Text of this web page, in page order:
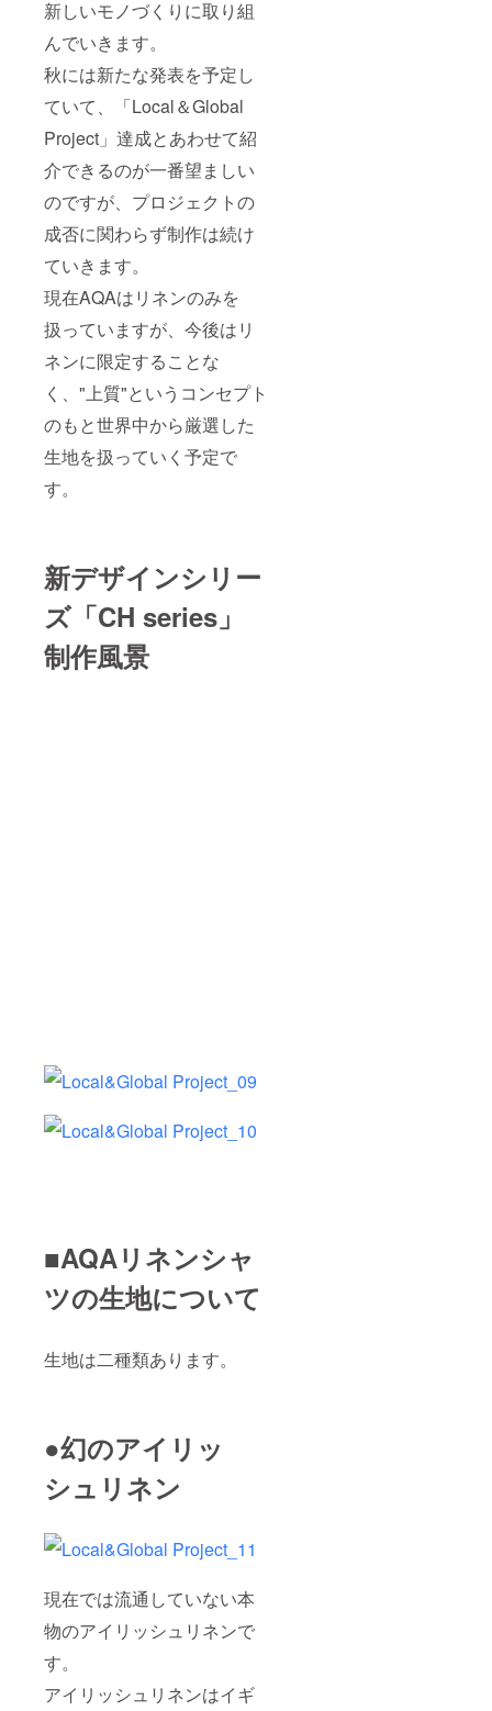
新しいモノづくりに取り組
んでいきます。
秋には新たな発表を予定し
ていて、「Local＆Global
Project」達成とあわせて紹
介できるのが一番望ましい
のですが、プロジェクトの
成否に関わらず制作は続け
ていきます。
現在AQAはリネンのみを
扱っていますが、今後はリ
ネンに限定することな
く、"上質"というコンセプト
のもと世界中から厳選した
生地を扱っていく予定で
す。
新デザインシリー
ズ「CH series」
制作風景
■AQAリネンシャ
ツの生地について
生地は二種類あります。
●幻のアイリッ
シュリネン
現在では流通していない本
物のアイリッシュリネンで
す。
アイリッシュリネンはイギ